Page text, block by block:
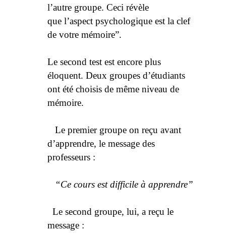
l’autre groupe. Ceci révèle
que l’aspect psychologique est la clef
de votre mémoire”.
Le second test est encore plus
éloquent. Deux groupes d’étudiants
ont été choisis de même niveau de
mémoire.
Le premier groupe on reçu avant
d’apprendre, le message des
professeurs :
“Ce cours est difficile à apprendre”
Le second groupe, lui, a reçu le
message :